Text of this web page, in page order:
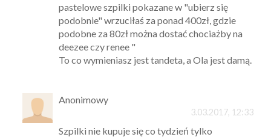
pastelowe szpilki pokazane w "ubierz się
podobnie" wrzuciłaś za ponad 400zł, gdzie
podobne za 80zł można dostać chociażby na
deezee czy renee "
To co wymieniasz jest tandeta, a Ola jest damą.
Anonimowy
3.03.2017, 12:33
Szpilki nie kupuje się co tydzień tylko